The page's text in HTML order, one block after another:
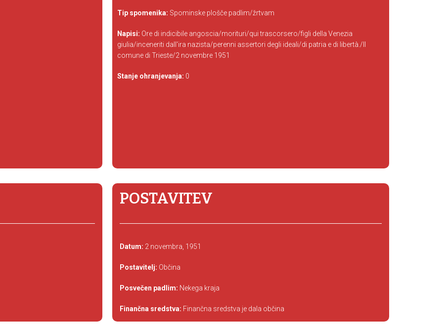
Tip spomenika: Spominske plošče padlim/žrtvam
Napisi: Ore di indicibile angoscia/morituri/qui trascorsero/figli della Venezia
giulia/inceneriti dall'ira nazista/perenni assertori degli ideali/di patria e di libertà./Il
comune di Trieste/2 novembre 1951
Stanje ohranjevanja: 0
POSTAVITEV
Datum: 2 novembra, 1951
Postavitelj: Občina
Posvečen padlim: Nekega kraja
Finančna sredstva: Finančna sredstva je dala občina